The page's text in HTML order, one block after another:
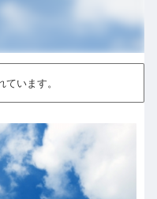
います。